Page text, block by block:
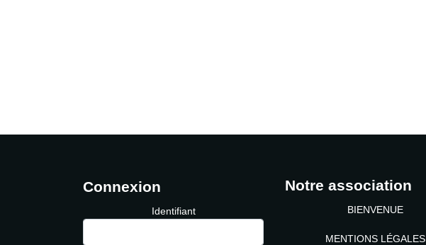
Connexion
Identifiant
Notre association
BIENVENUE
MENTIONS LÉGALES